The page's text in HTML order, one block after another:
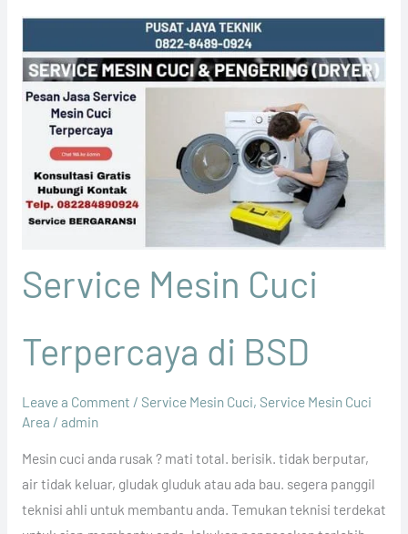
Service Mesin Cuci
Terpercaya di BSD
Leave a Comment / Service Mesin Cuci, Service Mesin Cuci
Area / admin
Mesin cuci anda rusak ? mati total. berisik. tidak berputar,
air tidak keluar, gludak gluduk atau ada bau. segera panggil
teknisi ahli untuk membantu anda. Temukan teknisi terdekat